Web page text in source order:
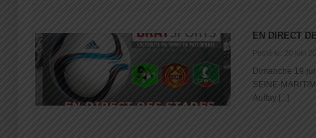
EN DIRECT
Posté le: 20 juin
Dimanche 19
SEINE-
Auffay [...]